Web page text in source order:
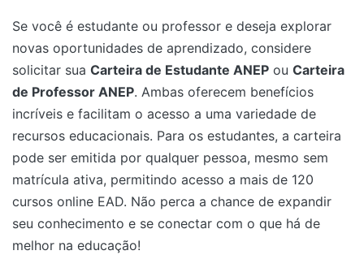
Se você é estudante ou professor e deseja explorar
novas oportunidades de aprendizado, considere
solicitar sua Carteira de Estudante ANEP ou Carteira
de Professor ANEP. Ambas oferecem benefícios
incríveis e facilitam o acesso a uma variedade de
recursos educacionais. Para os estudantes, a carteira
pode ser emitida por qualquer pessoa, mesmo sem
matrícula ativa, permitindo acesso a mais de 120
cursos online EAD. Não perca a chance de expandir
seu conhecimento e se conectar com o que há de
melhor na educação!